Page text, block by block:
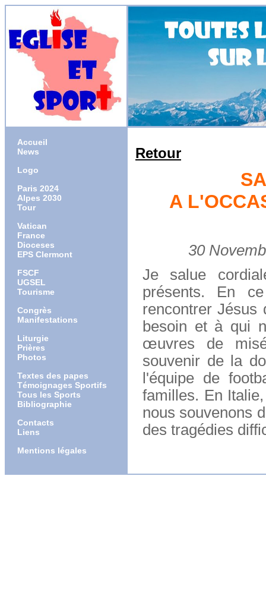
Accueil
News
Logo
Paris 2024
Alpes 2030
Tour
Vatican
France
Dioceses
EPS Clermont
FSCF
UGSEL
Tourisme
Congrès
Manifestations
Liturgie
Prières
Photos
Textes des papes
Témoignages Sportifs
Tous les Sports
Bibliographie
Contacts
Liens
Mentions légales
Retour
A
30
Je salue
présents. En
rencontrer Jésus
besoin et à qui
œuvres de
souvenir de la
l'équipe de
familles. En
nous souvenons
des tragédies